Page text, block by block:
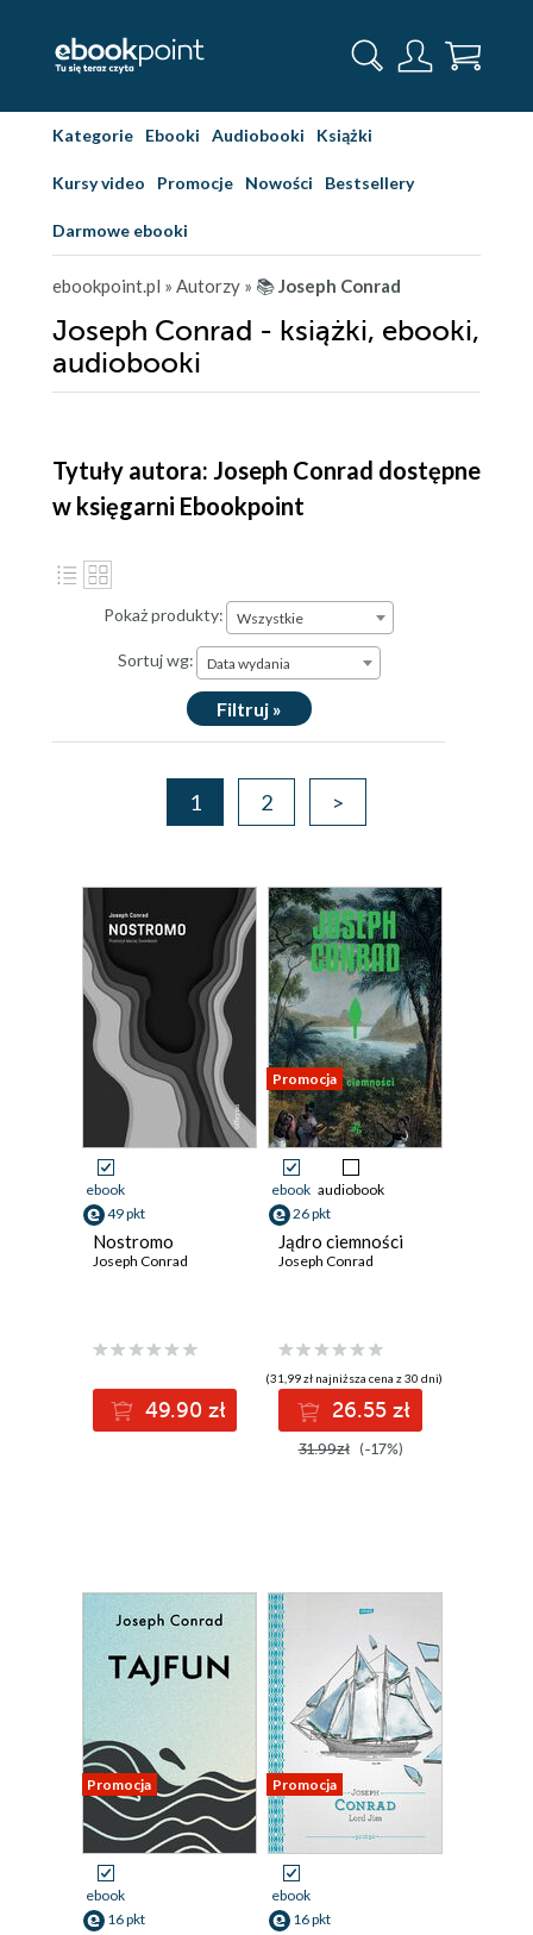
Kategorie Ebooki Audiobooki Książki
Kursy video Promocje Nowości Bestsellery
Darmowe ebooki
ebookpoint.pl » Autorzy » 📚Joseph Conrad
Joseph Conrad - książki, ebooki,
audiobooki
Tytuły autora: Joseph Conrad dostępne
w księgarni Ebookpoint
Pokaż produkty: Wszystkie
Sortuj wg: Data wydania
Filtruj »
1 2 >
ebook
49 pkt
Nostromo
Joseph Conrad
49.90 zł
Promocja
ebook audiobook
26 pkt
Jądro ciemności
Joseph Conrad
(31,99 zł najniższa cena z 30 dni)
26.55 zł
31.99zł (-17%)
Promocja
ebook
16 pkt
Promocja
ebook
16 pkt